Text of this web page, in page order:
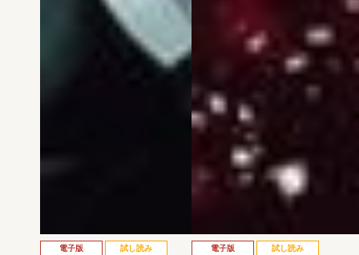
電子版 試し読み 電子版 試し読み